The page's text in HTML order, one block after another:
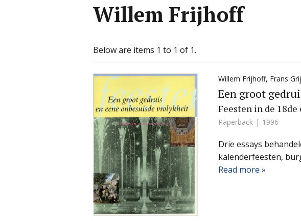
Willem Frijhoff
Below are items 1 to 1 of 1.
Willem Frijhoff, Frans
Een groot
Feesten in de 18de
Paperback 1996
Drie essays
kalenderfeesten,
Read more »